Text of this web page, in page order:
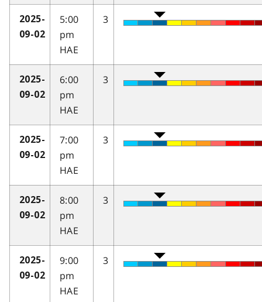
2025-
09-02
5:00
pm
HAE
3
2025-
09-02
6:00
pm
HAE
3
2025-
09-02
7:00
pm
HAE
3
2025-
09-02
8:00
pm
HAE
3
2025-
09-02
9:00
pm
HAE
3